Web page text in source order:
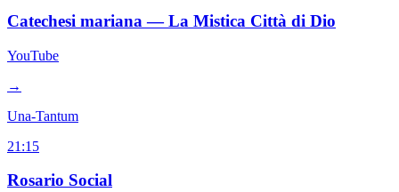
Catechesi mariana — La Mistica Città di Dio
YouTube
→
Una-Tantum
21:15
Rosario Social